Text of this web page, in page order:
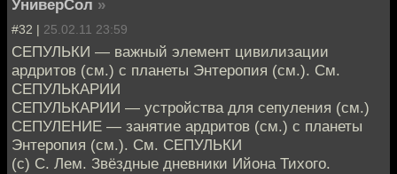
УниверСол »
#32 | 25.02.11 23:59
СЕПУЛЬКИ — важный элемент цивилизации
ардритов (см.) с планеты Энтеропия (см.). См.
СЕПУЛЬКАРИИ
СЕПУЛЬКАРИИ — устройства для сепуления (см.)
СЕПУЛЕНИЕ — занятие ардритов (см.) с планеты
Энтеропия (см.). См. СЕПУЛЬКИ
(с) С. Лем. Звёздные дневники Ийона Тихого.